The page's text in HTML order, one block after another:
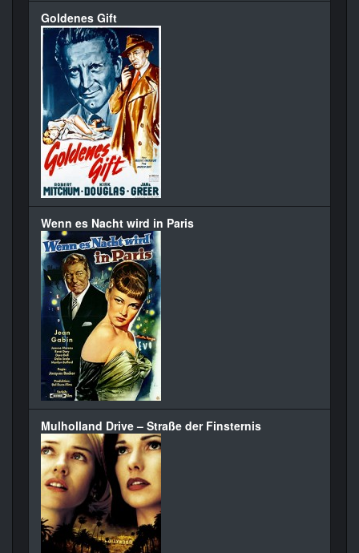
Goldenes Gift
Wenn es Nacht wird in Paris
Mulholland Drive – Straße der Finsternis